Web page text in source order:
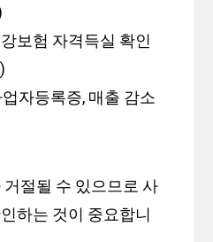
보험 자격득실 확인
자등록증, 매출 감소
절될 수 있으므로 사
하는 것이 중요합니